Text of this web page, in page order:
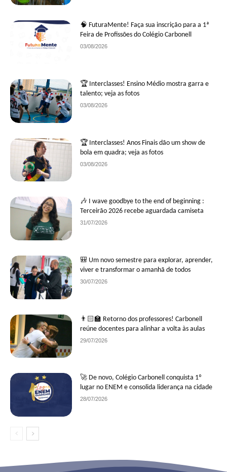
🧠 FuturaMente! Faça sua inscrição para a 1ª
Feira de Profissões do Colégio Carbonell
03/08/2026
🏆 Interclasses! Ensino Médio mostra garra e
talento; veja as fotos
03/08/2026
🏆 Interclasses! Anos Finais dão um show de
bola em quadra; veja as fotos
03/08/2026
🎶 I wave goodbye to the end of beginning :
Terceirão 2026 recebe aguardada camiseta
31/07/2026
🎒 Um novo semestre para explorar, aprender,
viver e transformar o amanhã de todos
30/07/2026
👨🏻‍🏫 Retorno dos professores! Carbonell
reúne docentes para alinhar a volta às aulas
29/07/2026
🚀 De novo, Colégio Carbonell conquista 1º
lugar no ENEM e consolida liderança na cidade
28/07/2026